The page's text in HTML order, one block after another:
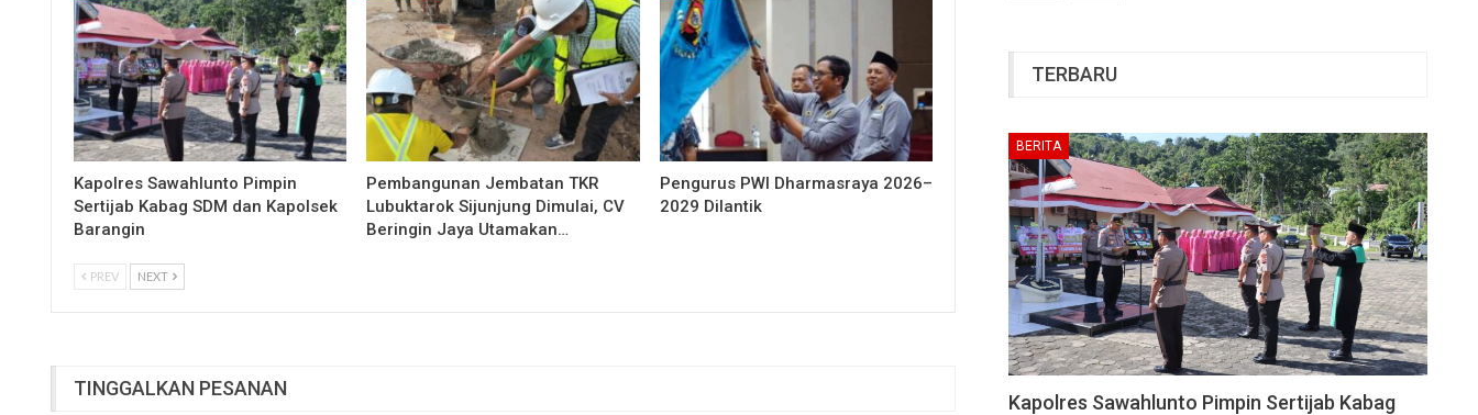
Kapolres Sawahlunto Pimpin
Sertijab Kabag SDM dan Kapolsek
Barangin
Pembangunan Jembatan TKR
Lubuktarok Sijunjung Dimulai, CV
Beringin Jaya Utamakan…
Pengurus PWI Dharmasraya 2026–
2029 Dilantik
PREV NEXT
TINGGALKAN PESANAN
TERBARU
BERITA
Kapolres Sawahlunto Pimpin Sertijab Kabag